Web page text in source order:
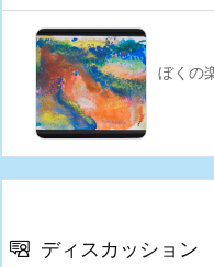
ぼくの
ディスカッション